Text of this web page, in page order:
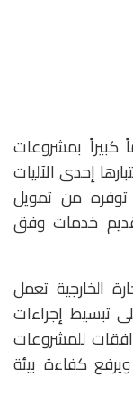
كبيراً بمشروعات
إحدى الآليات
توفره من تمويل
خدمات وفق
الخارجية تعمل
تبسيط إجراءات
للمشروعات
ويرفع كفاءة بيئة